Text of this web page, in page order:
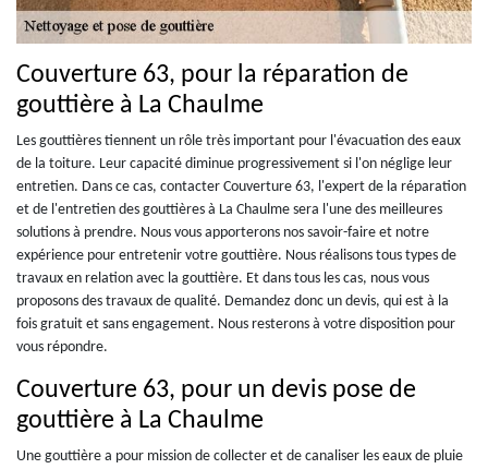
Couverture 63, pour la réparation de
gouttière à La Chaulme
Les gouttières tiennent un rôle très important pour l'évacuation des eaux
de la toiture. Leur capacité diminue progressivement si l'on néglige leur
entretien. Dans ce cas, contacter Couverture 63, l'expert de la réparation
et de l'entretien des gouttières à La Chaulme sera l'une des meilleures
solutions à prendre. Nous vous apporterons nos savoir-faire et notre
expérience pour entretenir votre gouttière. Nous réalisons tous types de
travaux en relation avec la gouttière. Et dans tous les cas, nous vous
proposons des travaux de qualité. Demandez donc un devis, qui est à la
fois gratuit et sans engagement. Nous resterons à votre disposition pour
vous répondre.
Couverture 63, pour un devis pose de
gouttière à La Chaulme
Une gouttière a pour mission de collecter et de canaliser les eaux de pluie